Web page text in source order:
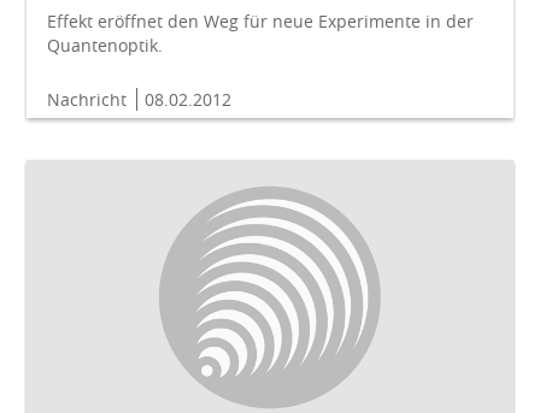
Effekt eröffnet den Weg für neue Experimente in der
Quantenoptik.
Nachricht 08.02.2012